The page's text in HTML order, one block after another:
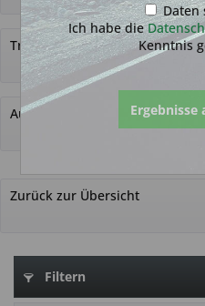
Transponder
Autoschlüssel nicht gefunden?
Zurück zur Übersicht
Filtern
Daten
Ich habe die
Kenntnis
Ergebnisse